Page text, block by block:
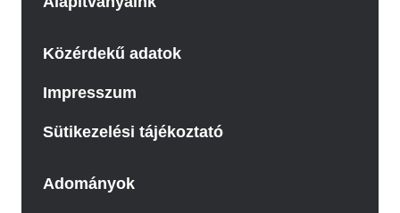
Közérdekű adatok
Impresszum
Sütikezelési tájékoztató
Adományok